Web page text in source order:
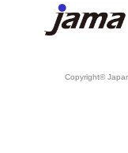
Copyright©